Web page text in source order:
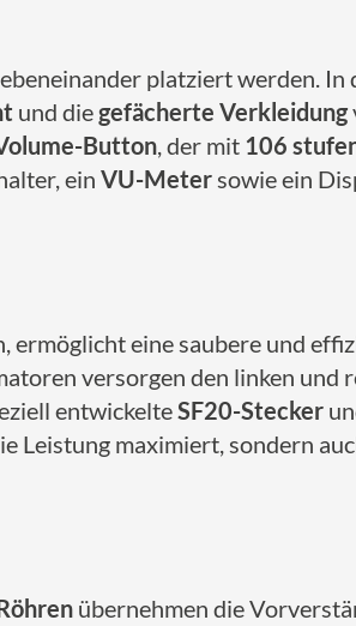
platziert werden. In
und diegefächerte Verkleidung
Button, der mit 106
ein VU-Metersowie ein
ermöglicht eine saubere und
versorgen den linken und
entwickelteSF20-Stecker
Leistung maximiert, sondern
übernehmen die